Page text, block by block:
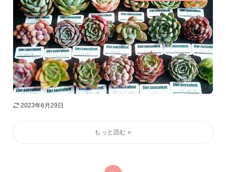
2023年6月29日